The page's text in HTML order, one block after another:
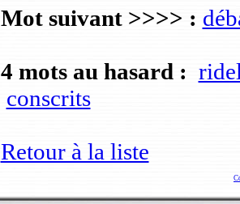
Mot suivant >>>> :
4 mots au hasard :
conscrits
Retour à la liste